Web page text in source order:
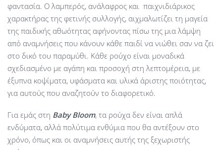
φαντασία. Ο λαμπερός, ανάλαφρος και παιχνιδιάρικος
χαρακτήρας της φετινής συλλογής, αιχμαλωτίζει τη μαγεία
της παιδικής αθωότητας αφήνοντας πίσω της μια λάμψη
από αναμνήσεις που κάνουν κάθε παιδί να νιώθει σαν να ζει
στο δικό του παραμύθι. Κάθε ρούχο είναι μοναδικά
σχεδιασμένο με αγάπη και προσοχή στη λεπτομέρεια, με
έξυπνα κοψίματα, υφάσματα και υλικά άριστης ποιότητας,
για αυτούς που αναζητούν το διαφορετικό.
Για εμάς στη Baby Bloom, τα ρούχα δεν είναι απλά
ενδύματα, αλλά πολύτιμα ενθύμια που θα αντέξουν στο
χρόνο, όπως και οι αναμνήσεις αυτής της ξεχωριστής